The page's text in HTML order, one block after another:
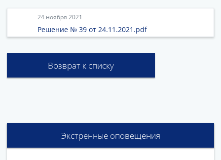
24 ноября 2021
Решение № 39 от 24.11.2021.pdf
Возврат к списку
Экстренные оповещения